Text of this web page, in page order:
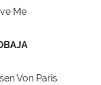
Me
Von Paris